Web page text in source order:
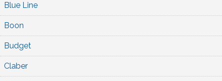
Blue Line
Boon
Budget
Claber